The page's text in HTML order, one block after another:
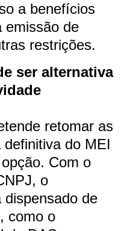
a benefícios
emissão de
restrições.
ser alternativa
retomar as
do MEI
Com o
o
dispensado de
como o